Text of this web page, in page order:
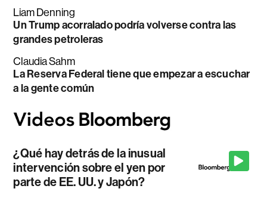
Liam Denning
Un Trump acorralado podría volverse contra las
grandes petroleras
Claudia Sahm
La Reserva Federal tiene que empezar a escuchar
a la gente común
¿Qué hay detrás de la inusual
intervención sobre el yen por
parte de EE. UU. y Japón?